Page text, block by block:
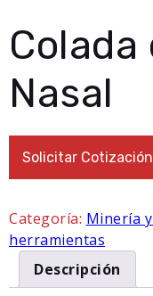
Colada
Nasal
Solicitar Cotización
Categoría: Minería
herramientas
Descripción